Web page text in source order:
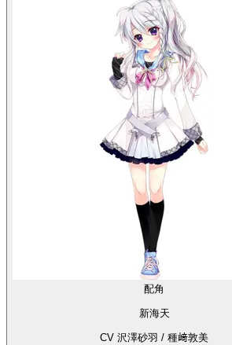
配角
新海天
CV 沢澤砂羽 / 種﨑敦美